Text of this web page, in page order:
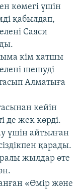
көмегі үшін
қабылдап,
Саяси
кім хатшы
шешуді
Алматыға
кейін
де жек көрді.
үшін айтылған
қарады.
жылдар өте
«Өмір және